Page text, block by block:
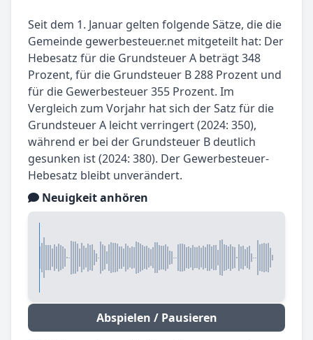
Seit dem 1. Januar gelten folgende Sätze, die die
Gemeinde gewerbesteuer.net mitgeteilt hat: Der
Hebesatz für die Grundsteuer A beträgt 348
Prozent, für die Grundsteuer B 288 Prozent und
für die Gewerbesteuer 355 Prozent. Im
Vergleich zum Vorjahr hat sich der Satz für die
Grundsteuer A leicht verringert (2024: 350),
während er bei der Grundsteuer B deutlich
gesunken ist (2024: 380). Der Gewerbesteuer-
Hebesatz bleibt unverändert.
Neuigkeit anhören
Abspielen / Pausieren